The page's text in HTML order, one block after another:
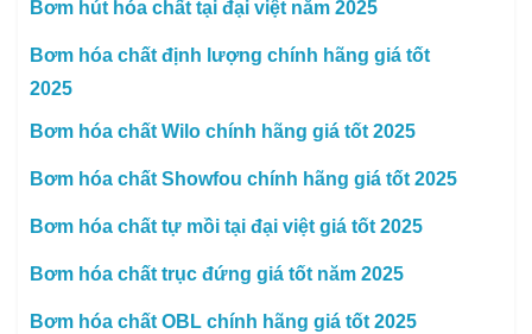
Bơm hút hóa chất tại đại việt năm 2025
Bơm hóa chất định lượng chính hãng giá tốt
2025
Bơm hóa chất Wilo chính hãng giá tốt 2025
Bơm hóa chất Showfou chính hãng giá tốt 2025
Bơm hóa chất tự mồi tại đại việt giá tốt 2025
Bơm hóa chất trục đứng giá tốt năm 2025
Bơm hóa chất OBL chính hãng giá tốt 2025